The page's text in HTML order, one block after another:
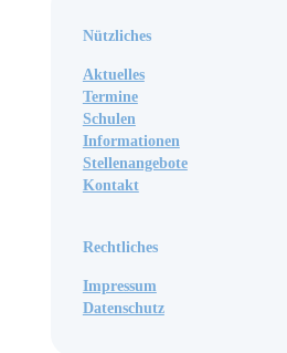
Nützliches
Aktuelles
Termine
Schulen
Informationen
Stellenangebote
Kontakt
Rechtliches
Impressum
Datenschutz